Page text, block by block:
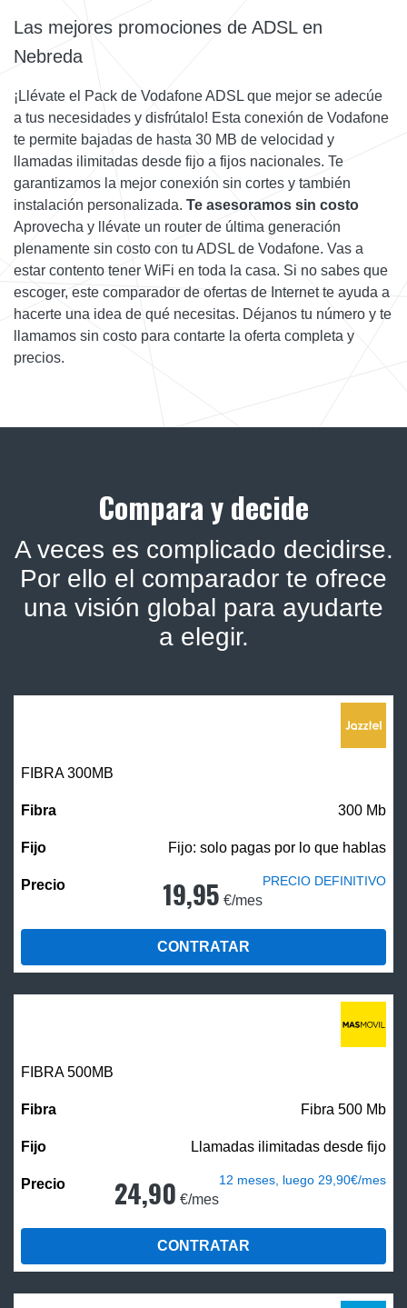
Las mejores promociones de ADSL en
Nebreda
¡Llévate el Pack de Vodafone ADSL que mejor se adecúe
a tus necesidades y disfrútalo! Esta conexión de Vodafone
te permite bajadas de hasta 30 MB de velocidad y
llamadas ilimitadas desde fijo a fijos nacionales. Te
garantizamos la mejor conexión sin cortes y también
instalación personalizada. Te asesoramos sin costo
Aprovecha y llévate un router de última generación
plenamente sin costo con tu ADSL de Vodafone. Vas a
estar contento tener WiFi en toda la casa. Si no sabes que
escoger, este comparador de ofertas de Internet te ayuda a
hacerte una idea de qué necesitas. Déjanos tu número y te
llamamos sin costo para contarte la oferta completa y
precios.
Compara y decide
A veces es complicado decidirse.
Por ello el comparador te ofrece
una visión global para ayudarte
a elegir.
FIBRA 300MB
300 Mb
Fijo: solo pagas por lo que hablas
19,95 €/mes
PRECIO DEFINITIVO
CONTRATAR
FIBRA500MB
Fibra 500 Mb
Llamadas ilimitadas desde fijo
24,90 €/mes
12 meses, luego 29,90€/mes
CONTRATAR